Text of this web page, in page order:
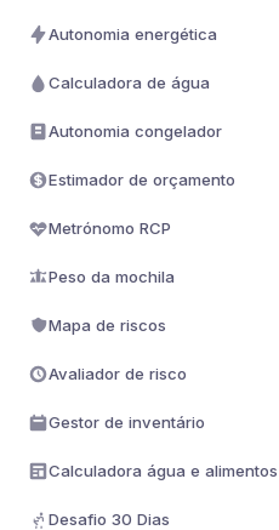
Autonomia energética
Calculadora de água
Autonomia congelador
Estimador de orçamento
Metrónomo RCP
Peso da mochila
Mapa de riscos
Avaliador de risco
Gestor de inventário
Calculadora água e alimentos
Desafio 30 Dias